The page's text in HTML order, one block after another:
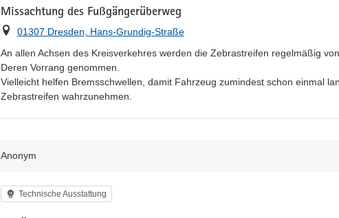
Missachtung des Fußgängerüberweg
Ort
01307 Dresden, Hans-Grundig-Straße
An allen Achsen des Kreisverkehres werden die Zebrastreifen regelmäßig
Deren Vorrang genommen.
Vielleicht helfen Bremsschwellen, damit Fahrzeug zumindest schon einmal
Zebrastreifen wahrzunehmen.
Anonym
Kategorie
Technische Ausstattung